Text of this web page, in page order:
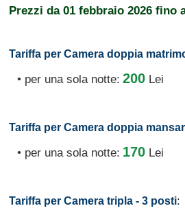
Prezzi da 01 febbraio 2026 fino
Tariffa per Camera doppia
• per una sola notte: 200 Lei
Tariffa per Camera doppia
• per una sola notte: 170 Lei
Tariffa per Camera tripla - 3 posti: